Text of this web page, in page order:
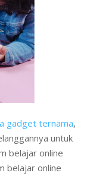
gadget ternama,
untuk
belajar online
belajar online